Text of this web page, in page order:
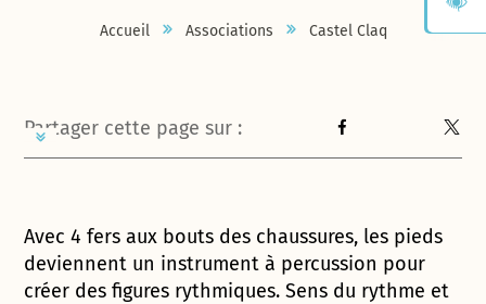
Accueil Associations Castel Claq
Partager cette page sur :
Avec 4 fers aux bouts des chaussures, les pieds
deviennent un instrument à percussion pour
créer des figures rythmiques. Sens du rythme et